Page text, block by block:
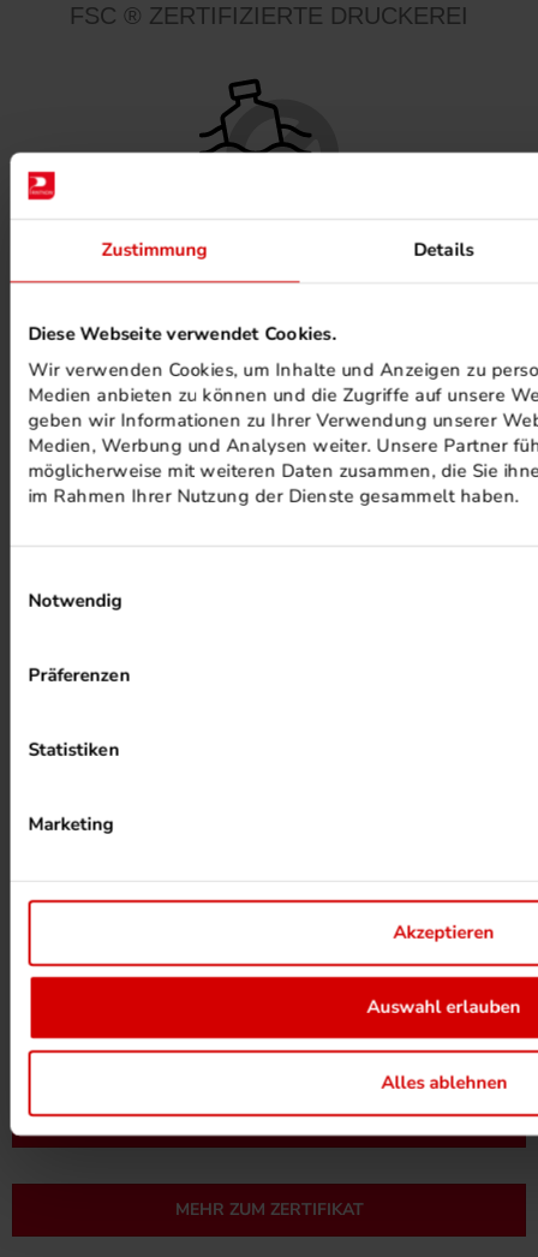
Zustimmung Details
Diese Webseite verwendet Cookies.
Wir verwenden Cookies, um Inhalte und Anzeigen zu
Medien anbieten zu können und die Zugriffe auf unsere
geben wir Informationen zu Ihrer Verwendung unserer
Medien, Werbung und Analysen weiter. Unsere Partner
möglicherweise mit weiteren Daten zusammen, die Sie
im Rahmen Ihrer Nutzung der Dienste gesammelt haben.
Notwendig
Präferenzen
Statistiken
Marketing
Akzeptieren
Auswahl erlauben
Alles ablehnen
FSC ® ZERTIFIZIERTE DRUCKEREI
MINERALÖLFREIE FARBEN
PHOTOVOLTAIK ANLAGEN
HEIZUNG PER ABWÄRME
UMWELTPROJEKTE ANSEHEN
MEHR ZUM ZERTIFIKAT